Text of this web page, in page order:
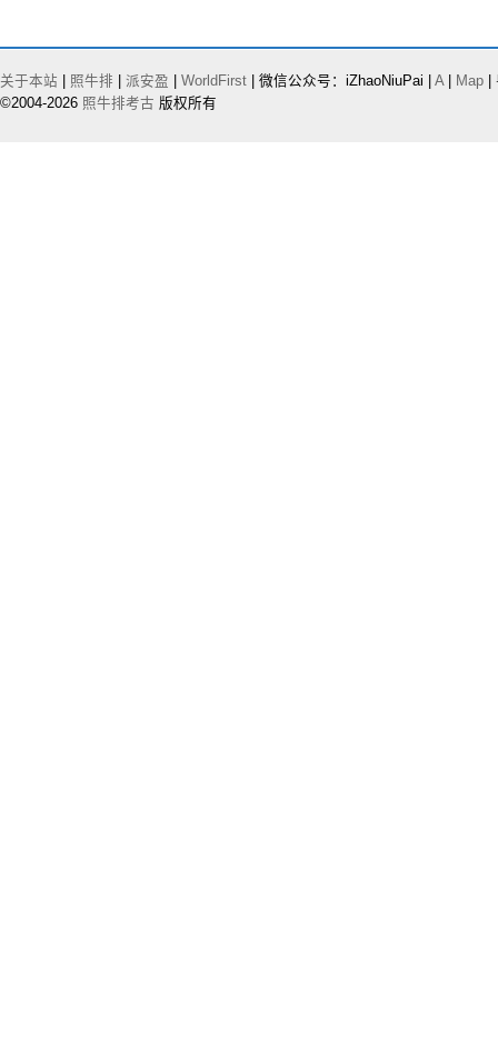
关于本站 照牛排 派安盈 WorldFirst | 微信公众号：iZhaoNiuPai | A| Map |
©2004-2026 照牛排考古 版权所有